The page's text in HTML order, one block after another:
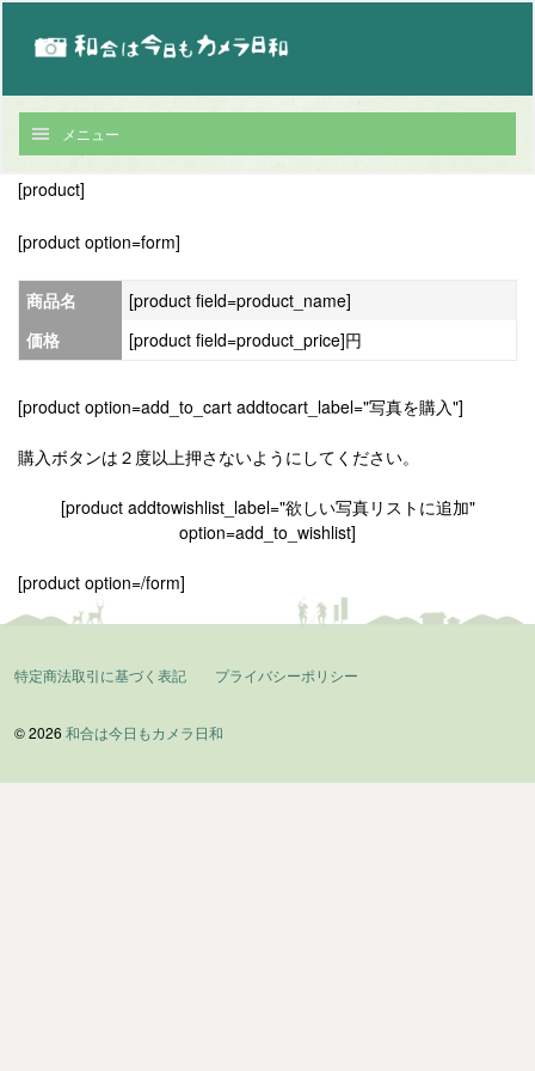
メニュー
[product]
[product option=form]
商品名
[product field=product_name]
価格
[product field=product_price]円
[product option=add_to_cart addtocart_label="写真を購入"]
購入ボタンは２度以上押さないようにしてください。
[product addtowishlist_label="欲しい写真リストに追加"
option=add_to_wishlist]
[product option=/form]
特定商法取引に基づく表記 プライバシーポリシー
© 2026 和合は今日もカメラ日和